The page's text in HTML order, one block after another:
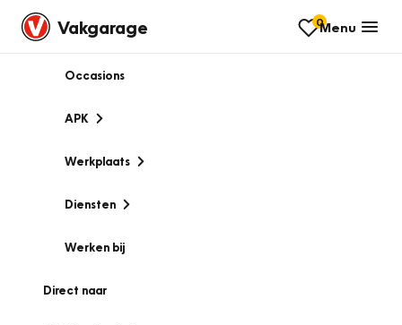
Vakgarage 0Menu
Occasions
APK
Werkplaats
Diensten
Werken bij
Direct naar